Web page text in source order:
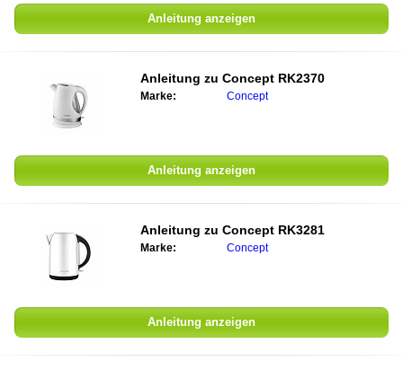
Anleitung anzeigen
Anleitung zu Concept RK2370
Marke: Concept
Anleitung anzeigen
Anleitung zu Concept RK3281
Marke: Concept
Anleitung anzeigen